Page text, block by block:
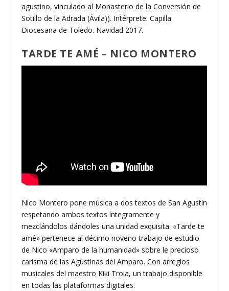
agustino, vinculado al Monasterio de la Conversión de
Sotillo de la Adrada (Ávila)). Intérprete: Capilla
Diocesana de Toledo. Navidad 2017.
TARDE TE AMÉ – NICO MONTERO
Nico Montero pone música a dos textos de San Agustín
respetando ambos textos íntegramente y
mezclándolos dándoles una unidad exquisita. «Tarde te
amé» pertenece al décimo noveno trabajo de estudio
de Nico «Amparo de la humanidad» sobre le precioso
carisma de las Agustinas del Amparo. Con arreglos
musicales del maestro Kiki Troia, un trabajo disponible
en todas las plataformas digitales.